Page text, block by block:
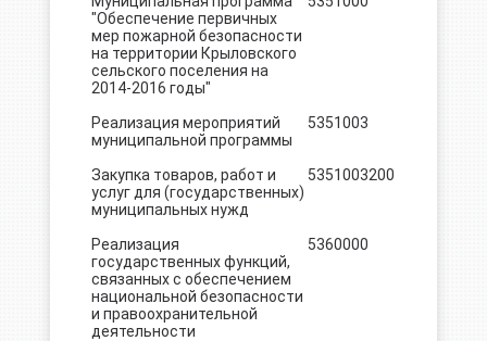
"Обеспечение первичных
мер пожарной безопасности
на территории Крыловского
сельского поселения на
2014-2016 годы"
Реализация мероприятий
муниципальной программы
5351003
Закупка товаров, работ и
услуг для (государственных)
муниципальных нужд
5351003200
Реализация
государственных функций,
связанных с обеспечением
национальной безопасности
и правоохранительной
деятельности
5360000